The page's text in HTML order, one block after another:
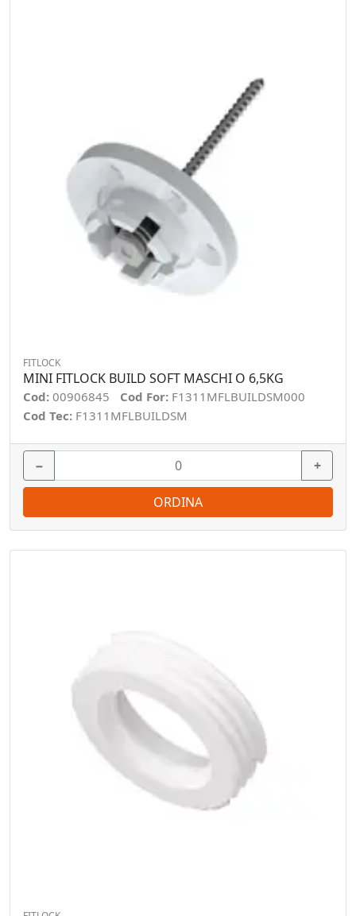
FITLOCK
MINI FITLOCK BUILD SOFT MASCHI O 6,5KG
Cod: 00906845 Cod For: F1311MFLBUILDSM000
Cod Tec: F1311MFLBUILDSM
− +
ORDINA